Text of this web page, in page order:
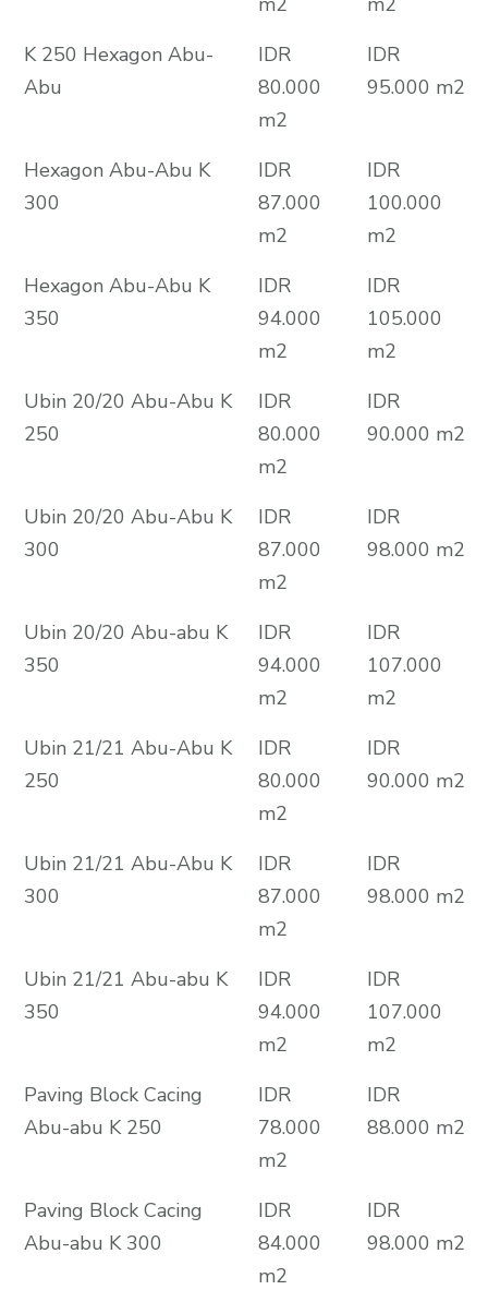
K 250 Hexagon Abu-
Abu
IDR
80.000
m2
IDR
95.000 m2
Hexagon Abu-Abu K
300
IDR
87.000
m2
IDR
100.000
m2
Hexagon Abu-Abu K
350
IDR
94.000
m2
IDR
105.000
m2
Ubin 20/20 Abu-Abu K
250
IDR
80.000
m2
IDR
90.000 m2
Ubin 20/20 Abu-Abu K
300
IDR
87.000
m2
IDR
98.000 m2
Ubin 20/20 Abu-abu K
350
IDR
94.000
m2
IDR
107.000
m2
Ubin 21/21 Abu-Abu K
250
IDR
80.000
m2
IDR
90.000 m2
Ubin 21/21 Abu-Abu K
300
IDR
87.000
m2
IDR
98.000 m2
Ubin 21/21 Abu-abu K
350
IDR
94.000
m2
IDR
107.000
m2
Paving Block Cacing
Abu-abu K 250
IDR
78.000
m2
IDR
88.000 m2
Paving Block Cacing
Abu-abu K 300
IDR
84.000
m2
IDR
98.000 m2